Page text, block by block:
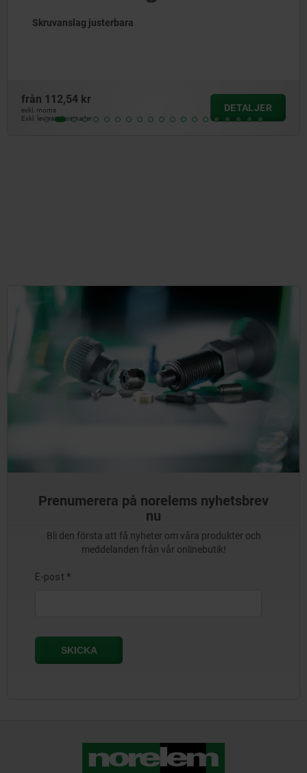
Excenteranslag
från93,41 kr
Exkl. leveranskostnader
Prenumerera på norelems nyhetsbrev
nu
Bli den första att få nyheter om våra produkter och
meddelanden från vår onlinebutik!